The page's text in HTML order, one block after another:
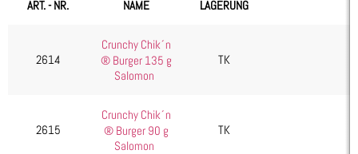
Kuchen & Desserts
ART. - NR. NAME LAGERUNG
2614
Crunchy Chik´n
® Burger 135 g
Salomon
TK
2615
Crunchy Chik´n
® Burger 90 g
Salomon
TK